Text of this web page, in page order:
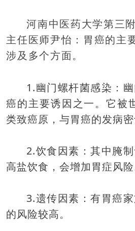
河南中医药大学第三
主任医师尹怡： 胃癌的主
涉及多个方面。
1.幽门螺杆菌感染：
癌的主要诱因之一。它被
类致癌原，与胃癌的发病密
2.饮食因素：其中腌
高盐饮食，会增加胃症风险
3.遗传因素：有胃癌
的风险较高。